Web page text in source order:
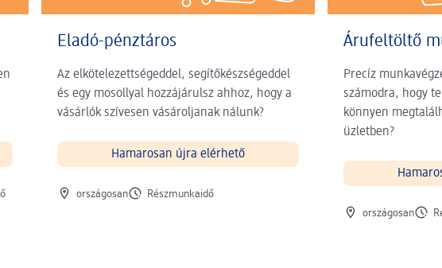
Eladó-pénztáros
Az elkötelezettségeddel, segítőkészségeddel
és egy mosollyal hozzájárulsz ahhoz, hogy a
vásárlók szívesen vásároljanak nálunk?
Hamarosan újra elérhető
Munkavégzés helye
országosanMunkaidőRészmunkaidő
Árufeltöltő
Precíz
számodra, hogy
könnyen
üzletben?
Munkavégzés helye
országosan